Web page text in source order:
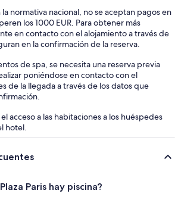
normativa nacional, no se aceptan pagos en
los 1000 EUR. Para obtener más
en contacto con el alojamiento a través de
en la confirmación de la reserva.
de spa, se necesita una reserva previa
poniéndose en contacto con el
de la llegada a través de los datos que
acceso a las habitaciones a los huéspedes
hotel.
Paris hay piscina?